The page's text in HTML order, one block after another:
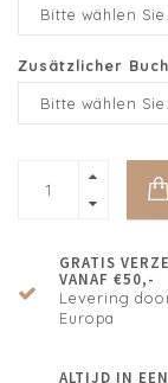
Bitte wählen
Zusätzlicher
Bitte wählen
GRATIS
VANAF €50,-
Levering
Europa
ALTIJD IN